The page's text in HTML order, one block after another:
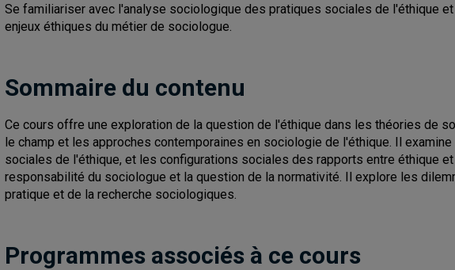
Se familiariser avec l'analyse sociologique des pratiques sociales de l'éthique
enjeux éthiques du métier de sociologue.
Sommaire du contenu
Ce cours offre une exploration de la question de l'éthique dans les théories de
le champ et les approches contemporaines en sociologie de l'éthique. Il
sociales de l'éthique, et les configurations sociales des rapports entre éthique
responsabilité du sociologue et la question de la normativité. Il explore les
pratique et de la recherche sociologiques.
Programmes associés à ce cours